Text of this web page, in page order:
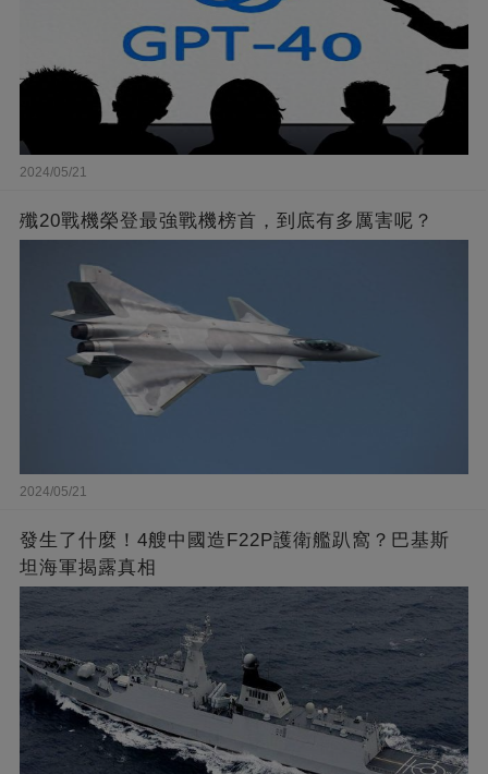
2024/05/21
殲20戰機榮登最強戰機榜首，到底有多厲害呢？
2024/05/21
發生了什麼！4艘中國造F22P護衛艦趴窩？巴基斯
坦海軍揭露真相